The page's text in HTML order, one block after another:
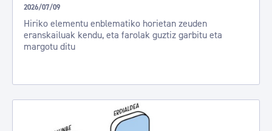
2026/07/09
Hiriko elementu enblematiko horietan zeuden
eranskailuak kendu, eta farolak guztiz garbitu eta
margotu ditu